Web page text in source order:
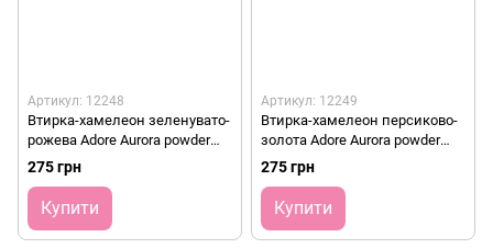
Артикул: 12248
Втирка-хамелеон зеленувато-
рожева Adore Aurora powder
№4, 0.5 г
275 грн
Купити
Артикул: 12249
Втирка-хамелеон персиково-
золота Adore Aurora powder
№5, 0.5 г
275 грн
Купити